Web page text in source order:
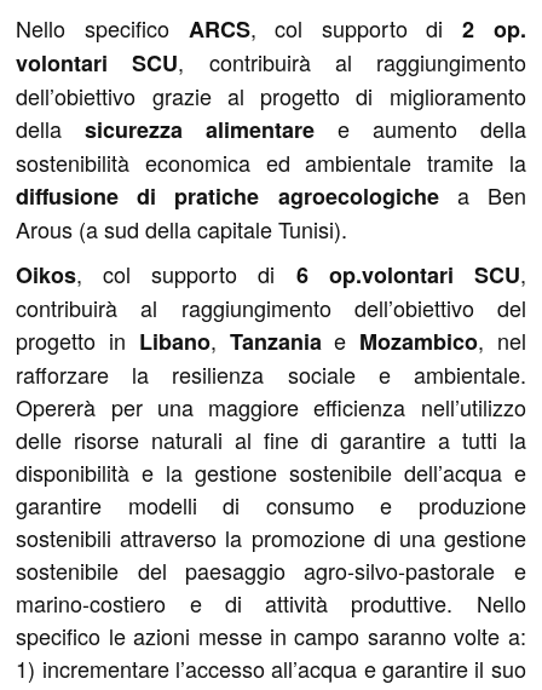
Nello specifico ARCS, col supporto di 2 op.
volontari SCU, contribuirà al raggiungimento
dell’obiettivo grazie al progetto di miglioramento
dellasicurezza alimentare e aumento della
sostenibilità economica ed ambientale tramite la
diffusione di pratiche agroecologichea Ben
Arous (a sud della capitale Tunisi).
Oikos, col supporto di 6 op.volontari SCU,
contribuirà al raggiungimento dell’obiettivo del
progetto in Libano, Tanzania e Mozambico, nel
rafforzare la resilienza sociale e ambientale.
Opererà per una maggiore efficienza nell’utilizzo
delle risorse naturali al fine di garantire a tutti la
disponibilità e la gestione sostenibile dell’acqua e
garantire modelli di consumo e produzione
sostenibili attraverso la promozione di una gestione
sostenibile del paesaggio agro-silvo-pastorale e
marino-costiero e di attività produttive. Nello
specifico le azioni messe in campo saranno volte a:
1) incrementare l’accesso all’acqua e garantire il suo